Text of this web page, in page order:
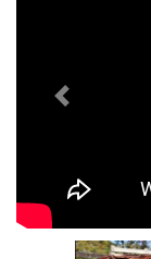
Previous